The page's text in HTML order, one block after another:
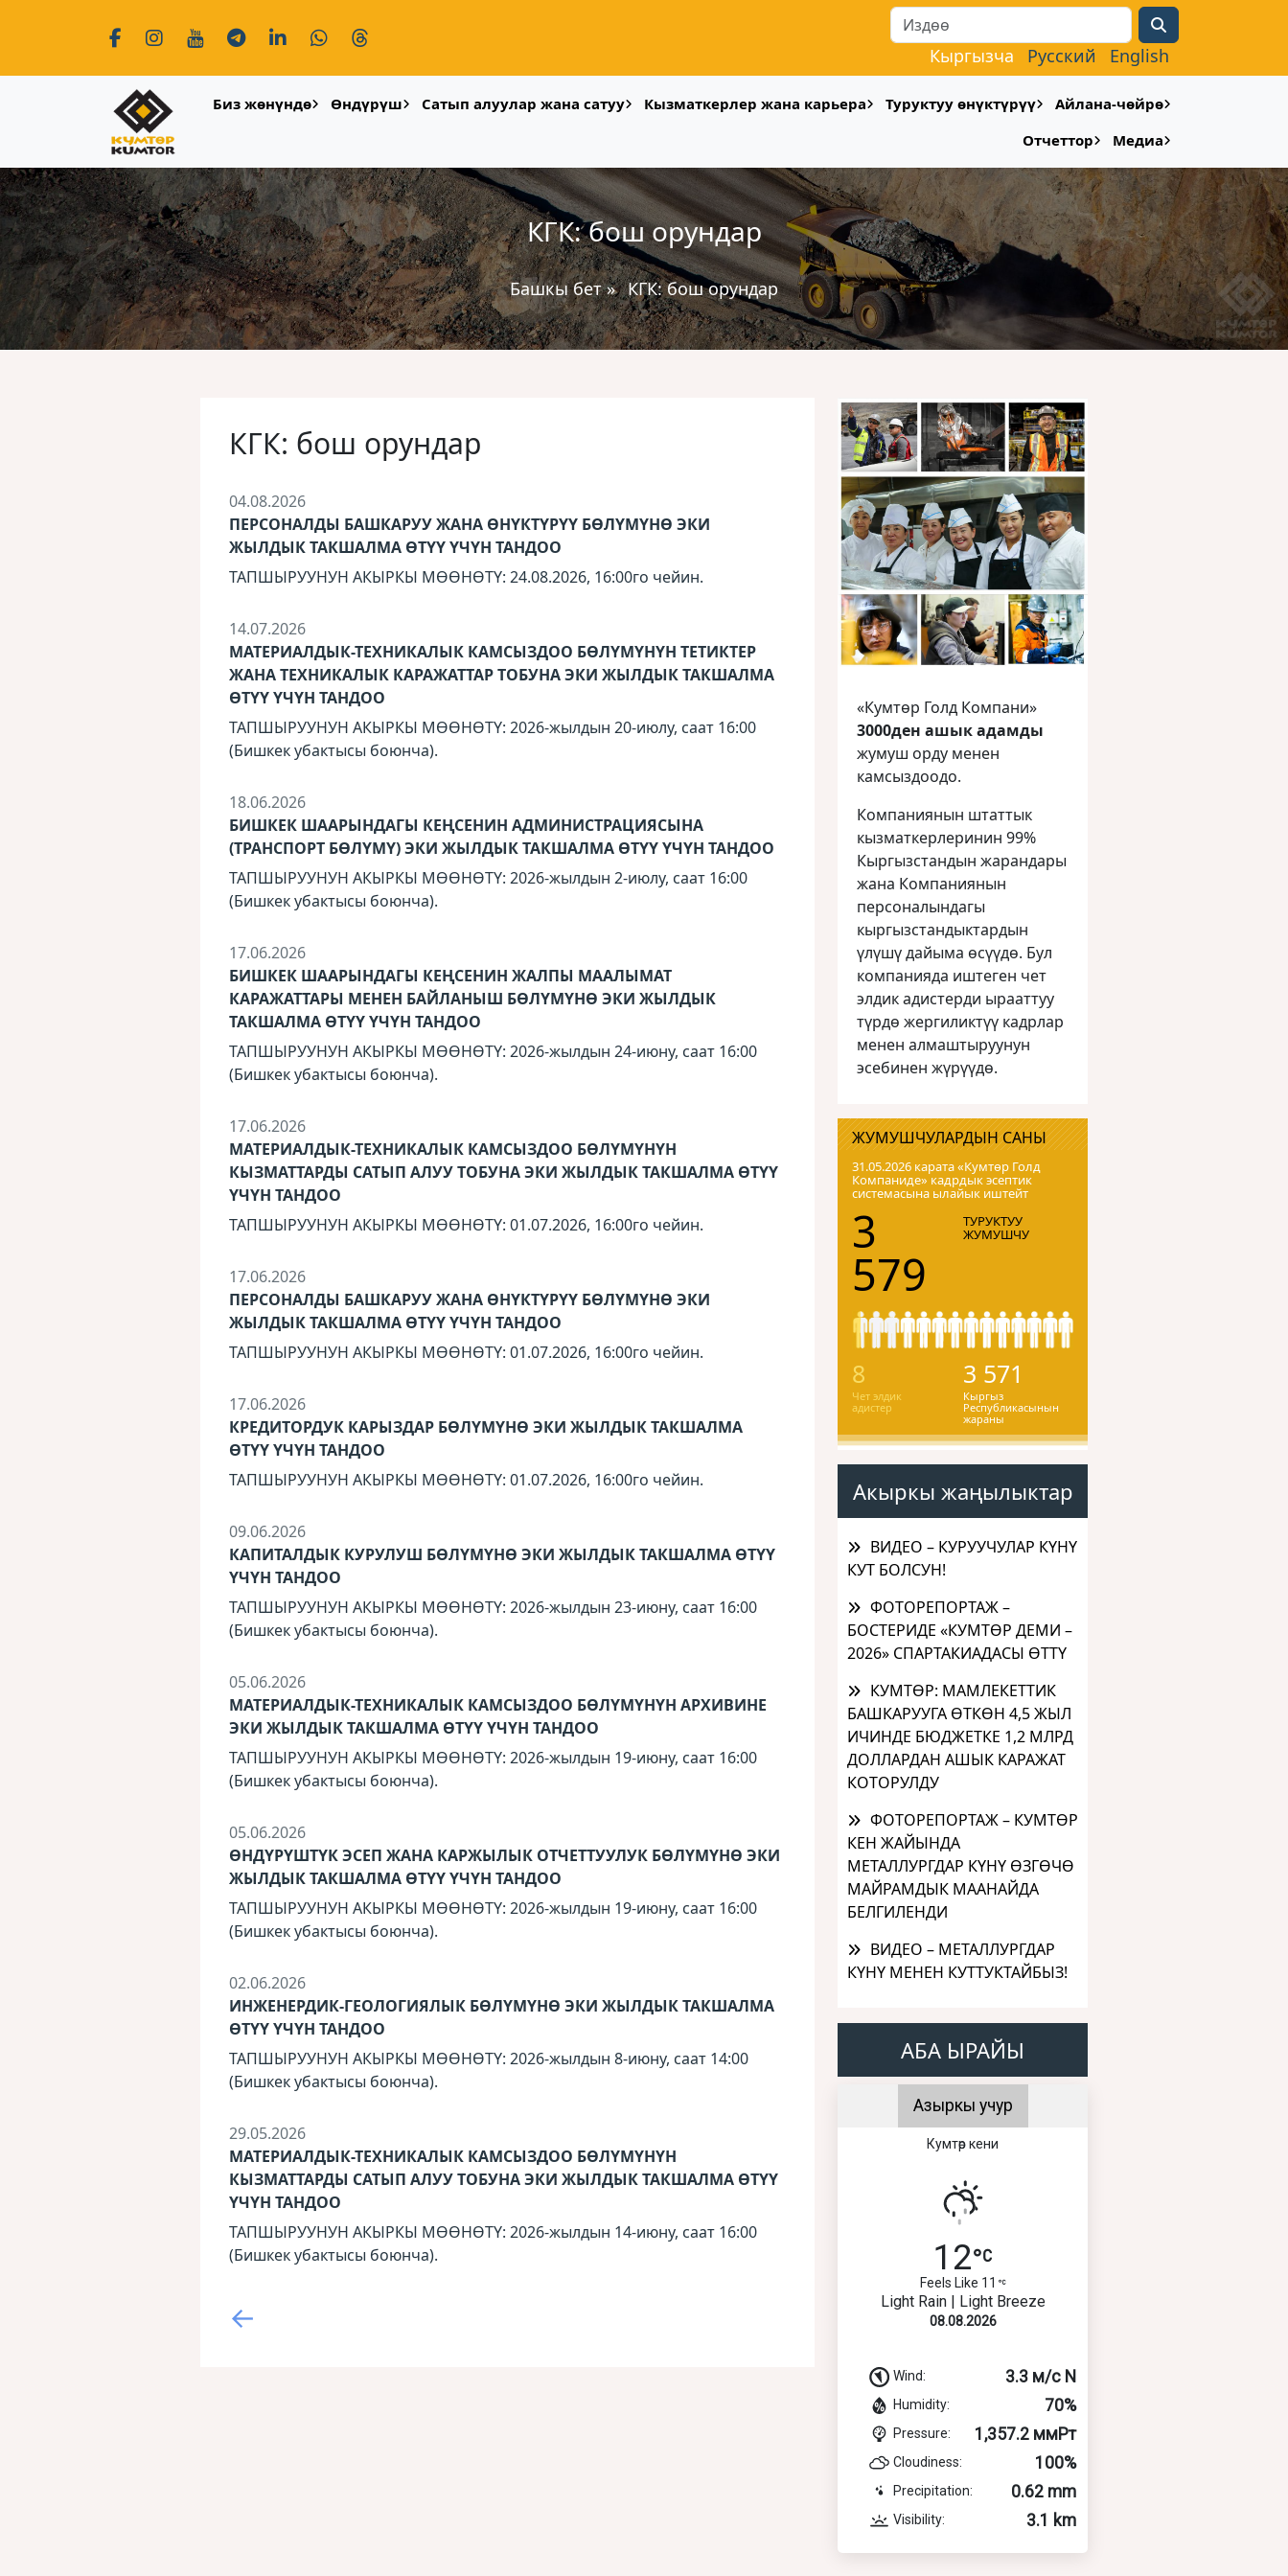
Search
Кыргызча Русский English
Биз жөнүндө Өндүрүш Сатып алуулар жана сатуу Кызматкерлер жана карьера Туруктуу өнүктүрүү
Айлана-чөйрө
Отчеттор
Медиа
КГК: бош орундар
Башкы бет» КГК: бош орундар
КГК: бош орундар
04.08.2026
ПЕРСОНАЛДЫ БАШКАРУУ ЖАНА ӨНҮКТҮРҮҮ БӨЛҮМҮНӨ ЭКИ
ЖЫЛДЫК ТАКШАЛМА ӨТҮҮ ҮЧҮН ТАНДОО
ТАПШЫРУУНУН АКЫРКЫ МӨӨНӨТҮ: 24.08.2026, 16:00го чейин.
14.07.2026
МАТЕРИАЛДЫК-ТЕХНИКАЛЫК КАМСЫЗДОО БӨЛҮМҮНҮН ТЕТИКТЕР
ЖАНА ТЕХНИКАЛЫК КАРАЖАТТАР ТОБУНА ЭКИ ЖЫЛДЫК ТАКШАЛМА
ӨТҮҮ ҮЧҮН ТАНДОО
ТАПШЫРУУНУН АКЫРКЫ МӨӨНӨТҮ: 2026-жылдын 20-июлу, саат 16:00
(Бишкек убактысы боюнча).
18.06.2026
БИШКЕК ШААРЫНДАГЫ КЕҢСЕНИН АДМИНИСТРАЦИЯСЫНА
(ТРАНСПОРТ БӨЛҮМҮ) ЭКИ ЖЫЛДЫК ТАКШАЛМА ӨТҮҮ ҮЧҮН ТАНДОО
ТАПШЫРУУНУН АКЫРКЫ МӨӨНӨТҮ: 2026-жылдын 2-июлу, саат 16:00
(Бишкек убактысы боюнча).
17.06.2026
БИШКЕК ШААРЫНДАГЫ КЕҢСЕНИН ЖАЛПЫ МААЛЫМАТ
КАРАЖАТТАРЫ МЕНЕН БАЙЛАНЫШ БӨЛҮМҮНӨ ЭКИ ЖЫЛДЫК
ТАКШАЛМА ӨТҮҮ ҮЧҮН ТАНДОО
ТАПШЫРУУНУН АКЫРКЫ МӨӨНӨТҮ: 2026-жылдын 24-июну, саат 16:00
(Бишкек убактысы боюнча).
17.06.2026
МАТЕРИАЛДЫК-ТЕХНИКАЛЫК КАМСЫЗДОО БӨЛҮМҮНҮН
КЫЗМАТТАРДЫ САТЫП АЛУУ ТОБУНА ЭКИ ЖЫЛДЫК ТАКШАЛМА ӨТҮҮ
ҮЧҮН ТАНДОО
ТАПШЫРУУНУН АКЫРКЫ МӨӨНӨТҮ: 01.07.2026, 16:00го чейин.
17.06.2026
ПЕРСОНАЛДЫ БАШКАРУУ ЖАНА ӨНҮКТҮРҮҮ БӨЛҮМҮНӨ ЭКИ
ЖЫЛДЫК ТАКШАЛМА ӨТҮҮ ҮЧҮН ТАНДОО
ТАПШЫРУУНУН АКЫРКЫ МӨӨНӨТҮ: 01.07.2026, 16:00го чейин.
17.06.2026
КРЕДИТОРДУК КАРЫЗДАР БӨЛҮМҮНӨ ЭКИ ЖЫЛДЫК ТАКШАЛМА
ӨТҮҮ ҮЧҮН ТАНДОО
ТАПШЫРУУНУН АКЫРКЫ МӨӨНӨТҮ: 01.07.2026, 16:00го чейин.
09.06.2026
КАПИТАЛДЫК КУРУЛУШ БӨЛҮМҮНӨ ЭКИ ЖЫЛДЫК ТАКШАЛМА ӨТҮҮ
ҮЧҮН ТАНДОО
ТАПШЫРУУНУН АКЫРКЫ МӨӨНӨТҮ: 2026-жылдын 23-июну, саат 16:00
(Бишкек убактысы боюнча).
05.06.2026
МАТЕРИАЛДЫК-ТЕХНИКАЛЫК КАМСЫЗДОО БӨЛҮМҮНҮН АРХИВИНЕ
ЭКИ ЖЫЛДЫК ТАКШАЛМА ӨТҮҮ ҮЧҮН ТАНДОО
ТАПШЫРУУНУН АКЫРКЫ МӨӨНӨТҮ: 2026-жылдын 19-июну, саат 16:00
(Бишкек убактысы боюнча).
05.06.2026
ӨНДҮРҮШТҮК ЭСЕП ЖАНА КАРЖЫЛЫК ОТЧЕТТУУЛУК БӨЛҮМҮНӨ ЭКИ
ЖЫЛДЫК ТАКШАЛМА ӨТҮҮ ҮЧҮН ТАНДОО
ТАПШЫРУУНУН АКЫРКЫ МӨӨНӨТҮ: 2026-жылдын 19-июну, саат 16:00
(Бишкек убактысы боюнча).
02.06.2026
ИНЖЕНЕРДИК-ГЕОЛОГИЯЛЫК БӨЛҮМҮНӨ ЭКИ ЖЫЛДЫК ТАКШАЛМА
ӨТҮҮ ҮЧҮН ТАНДОО
ТАПШЫРУУНУН АКЫРКЫ МӨӨНӨТҮ: 2026-жылдын 8-июну, саат 14:00
(Бишкек убактысы боюнча).
29.05.2026
МАТЕРИАЛДЫК-ТЕХНИКАЛЫК КАМСЫЗДОО БӨЛҮМҮНҮН
КЫЗМАТТАРДЫ САТЫП АЛУУ ТОБУНА ЭКИ ЖЫЛДЫК ТАКШАЛМА ӨТҮҮ
ҮЧҮН ТАНДОО
ТАПШЫРУУНУН АКЫРКЫ МӨӨНӨТҮ: 2026-жылдын 14-июну, саат 16:00
(Бишкек убактысы боюнча).
←
«Кумтөр Голд Компани»
3000ден ашык адамды
жумуш орду менен
камсыздоодо.
Компаниянын штаттык
кызматкерлеринин 99%
Кыргызстандын жарандары
жана Компаниянын
персоналындагы
кыргызстандыктардын
үлүшү дайыма өсүүдө. Бул
компанияда иштеген чет
элдик адистерди ырааттуу
түрдө жергиликтүү кадрлар
менен алмаштыруунун
эсебинен жүрүүдө.
ЖУМУШЧУЛАРДЫН САНЫ
31.05.2026 карата «Кумтɵр Голд
Компаниде» кадрдык эсептик
системасына ылайык иштейт
3
579
ТУРУКТУУ
ЖУМУШЧУ
8
Чет элдик
адистер
3 571
Кыргыз
Республикасынын
жараны
Акыркы жаңылыктар
ВИДЕО – КУРУУЧУЛАР КҮНҮ
КУТ БОЛСУН!
ФОТОРЕПОРТАЖ –
БОСТЕРИДЕ «КУМТӨР ДЕМИ –
2026» СПАРТАКИАДАСЫ ӨТТҮ
КУМТӨР: МАМЛЕКЕТТИК
БАШКАРУУГА ӨТКӨН 4,5 ЖЫЛ
ИЧИНДЕ БЮДЖЕТКЕ 1,2 МЛРД
ДОЛЛАРДАН АШЫК КАРАЖАТ
КОТОРУЛДУ
ФОТОРЕПОРТАЖ – КУМТӨР
КЕН ЖАЙЫНДА
МЕТАЛЛУРГДАР КҮНҮ ӨЗГӨЧӨ
МАЙРАМДЫК МААНАЙДА
БЕЛГИЛЕНДИ
ВИДЕО – МЕТАЛЛУРГДАР
КҮНҮ МЕНЕН КУТТУКТАЙБЫЗ!
АБА ЫРАЙЫ
Азыркы учур
Кумтөр кени
12
Feels Like 11
Light Rain | Light Breeze
08.08.2026
Wind: 3.3 м/с N
Humidity: 70%
Pressure: 1,357.2 ммРт
Cloudiness: 100%
Precipitation: 0.62 mm
Visibility: 3.1 km